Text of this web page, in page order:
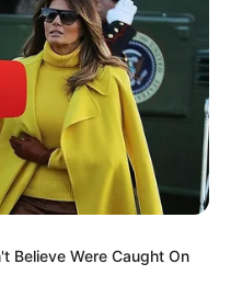
Mağaza sahibi
Believe Were Caught On